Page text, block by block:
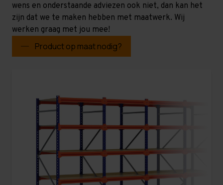
wens en onderstaande adviezen ook niet, dan kan het
zijn dat we te maken hebben met maatwerk. Wij
werken graag met jou mee!
Product op maat nodig?